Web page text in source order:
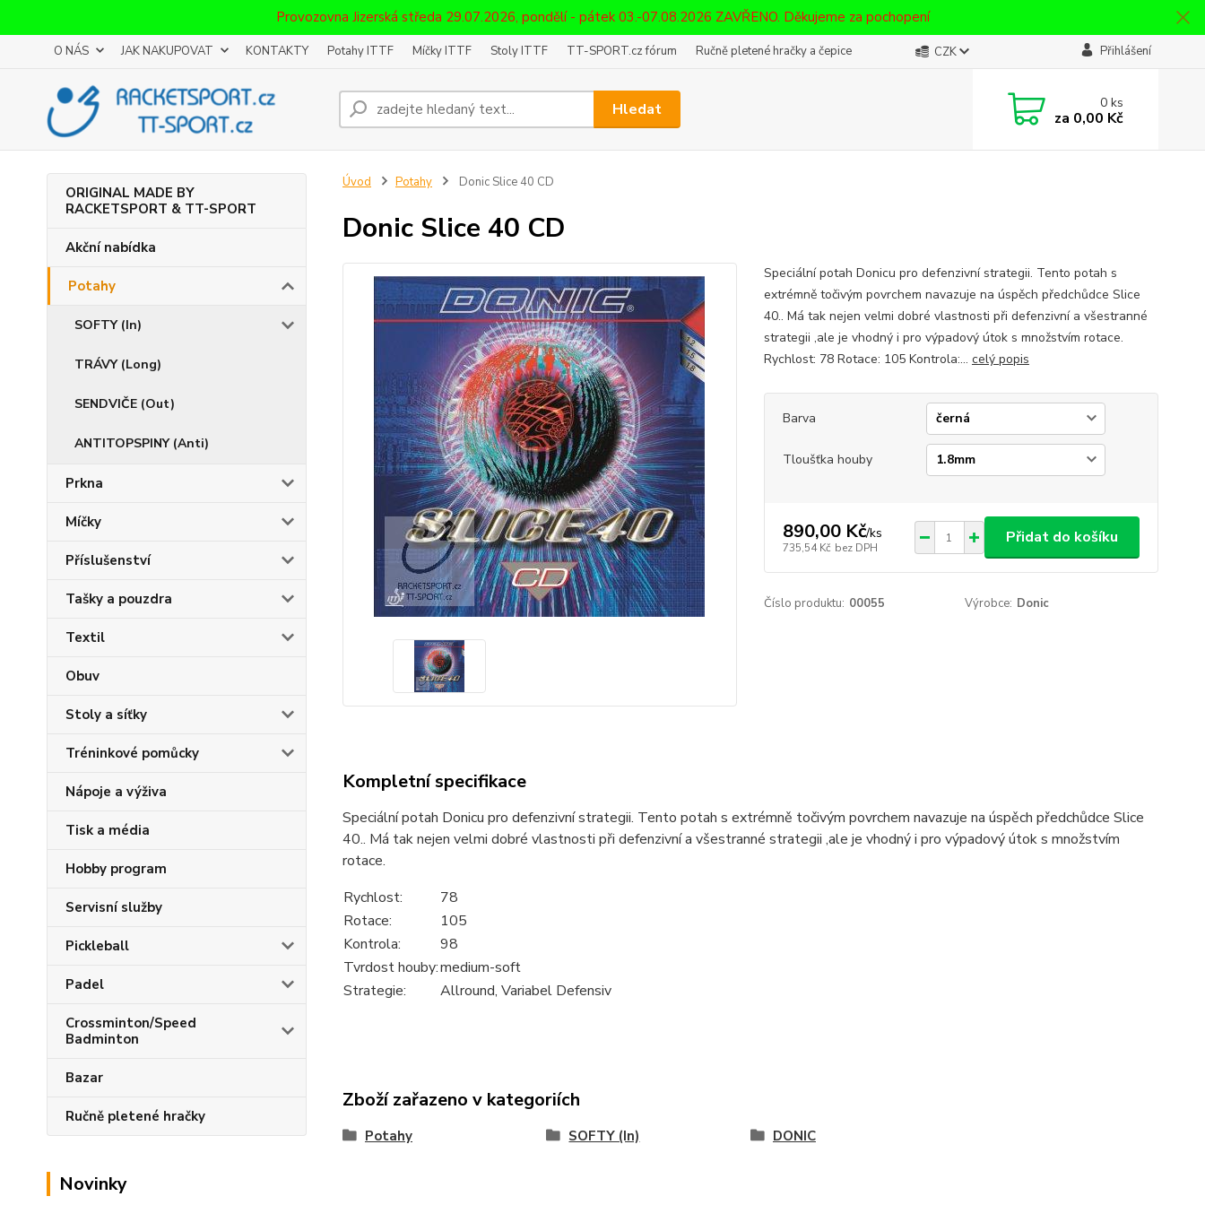
Provozovna Jizerská středa 29.07.2026, pondělí - pátek 03.-07.08.2026 ZAVŘENO. Děkujeme za pochopení
O NÁS JAK NAKUPOVAT KONTAKTY Potahy ITTF Míčky ITTF Stoly ITTF TT-SPORT.cz fórum Ručně pletené hračky a čepice CZK Přihlášení
Hledat 0ks
za 0,00 Kč
ORIGINAL MADE BY
RACKETSPORT & TT-SPORT
Akční nabídka
Potahy
SOFTY (In)
TRÁVY (Long)
SENDVIČE (Out)
ANTITOPSPINY (Anti)
Prkna
Míčky
Příslušenství
Tašky a pouzdra
Textil
Obuv
Stoly a síťky
Tréninkové pomůcky
Nápoje a výživa
Tisk a média
Hobby program
Servisní služby
Pickleball
Padel
Crossminton/Speed
Badminton
Bazar
Ručně pletené hračky
Novinky
Úvod Potahy Donic Slice 40 CD
Donic Slice 40 CD
Speciální potah Donicu pro defenzivní strategii. Tento potah s
extrémně točivým povrchem navazuje na úspěch předchůdce Slice
40.. Má tak nejen velmi dobré vlastnosti při defenzivní a všestranné
strategii ,ale je vhodný i pro výpadový útok s množstvím rotace.
Rychlost: 78 Rotace: 105 Kontrola:... celý popis
Barva
Tloušťka houby
890,00 Kč/ks
735,54 Kč bez DPH
Přidat do košíku
Číslo produktu: 00055 Výrobce: Donic
Kompletní specifikace
Speciální potah Donicu pro defenzivní strategii. Tento potah s extrémně točivým povrchem navazuje na úspěch předchůdce Slice
40.. Má tak nejen velmi dobré vlastnosti při defenzivní a všestranné strategii ,ale je vhodný i pro výpadový útok s množstvím
rotace.
Rychlost:
78
Rotace:
105
Kontrola:
98
Tvrdost houby:medium-soft
Strategie:
Allround, Variabel Defensiv
Zboží zařazeno v kategoriích
Potahy SOFTY (In) DONIC